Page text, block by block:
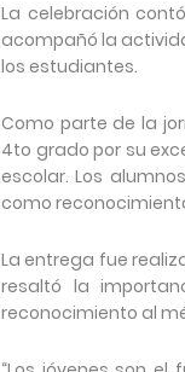
La celebración
acompañó la
los estudiantes.
Como parte de la
4to grado por su
escolar. Los
como
La entrega fue
resaltó la
reconocimiento al